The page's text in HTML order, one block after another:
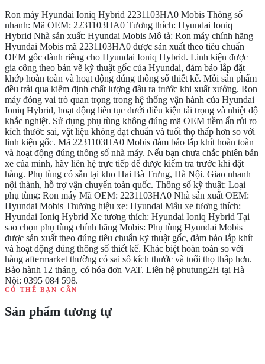
Ron máy Hyundai Ioniq Hybrid 2231103HA0 Mobis Thông số
nhanh: Mã OEM: 2231103HA0 Tương thích: Hyundai Ioniq
Hybrid Nhà sản xuất: Hyundai Mobis Mô tả: Ron máy chính hãng
Hyundai Mobis mã 2231103HA0 được sản xuất theo tiêu chuẩn
OEM gốc dành riêng cho Hyundai Ioniq Hybrid. Linh kiện được
gia công theo bản vẽ kỹ thuật gốc của Hyundai, đảm bảo lắp đặt
khớp hoàn toàn và hoạt động đúng thông số thiết kế. Mỗi sản phẩm
đều trải qua kiểm định chất lượng đầu ra trước khi xuất xưởng. Ron
máy đóng vai trò quan trọng trong hệ thống vận hành của Hyundai
Ioniq Hybrid, hoạt động liên tục dưới điều kiện tải trọng và nhiệt độ
khắc nghiệt. Sử dụng phụ tùng không đúng mã OEM tiềm ẩn rủi ro
kích thước sai, vật liệu không đạt chuẩn và tuổi thọ thấp hơn so với
linh kiện gốc. Mã 2231103HA0 Mobis đảm bảo lắp khít hoàn toàn
và hoạt động đúng thông số nhà máy. Nếu bạn chưa chắc phiên bản
xe của mình, hãy liên hệ trực tiếp để được kiểm tra trước khi đặt
hàng. Phụ tùng có sẵn tại kho Hai Bà Trưng, Hà Nội. Giao nhanh
nội thành, hỗ trợ vận chuyển toàn quốc. Thông số kỹ thuật: Loại
phụ tùng: Ron máy Mã OEM: 2231103HA0 Nhà sản xuất OEM:
Hyundai Mobis Thương hiệu xe: Hyundai Mẫu xe tương thích:
Hyundai Ioniq Hybrid Xe tương thích: Hyundai Ioniq Hybrid Tại
sao chọn phụ tùng chính hãng Mobis: Phụ tùng Hyundai Mobis
được sản xuất theo đúng tiêu chuẩn kỹ thuật gốc, đảm bảo lắp khít
và hoạt động đúng thông số thiết kế. Khác biệt hoàn toàn so với
hàng aftermarket thường có sai số kích thước và tuổi thọ thấp hơn.
Bảo hành 12 tháng, có hóa đơn VAT. Liên hệ phutung2H tại Hà
Nội: 0395 084 598.
CÓ THỂ BẠN CẦN
Sản phẩm tương tự